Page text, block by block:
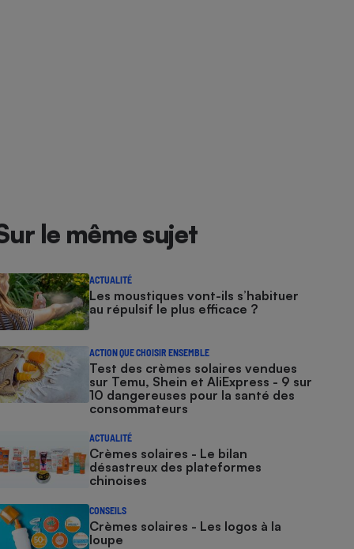
le même sujet
ACTUALITÉ
Les moustiques vont-ils s’habituer
au répulsif le plus efficace ?
ACTION QUE CHOISIR ENSEMBLE
Test des crèmes solaires vendues
sur Temu, Shein et AliExpress - 9 sur
10 dangereuses pour la santé des
consommateurs
ACTUALITÉ
Crèmes solaires - Le bilan
désastreux des plateformes
chinoises
CONSEILS
Crèmes solaires - Les logos à la
loupe